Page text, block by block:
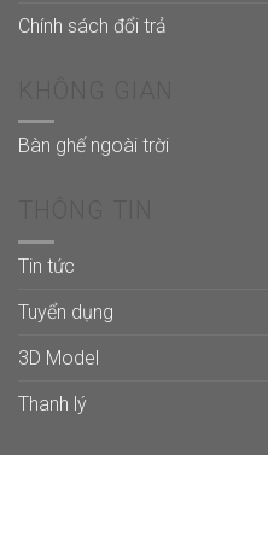
Chính sách đổi trả
Bàn ghế ngoài trời
Tin tức
Tuyển dụng
3D Model
Thanh lý